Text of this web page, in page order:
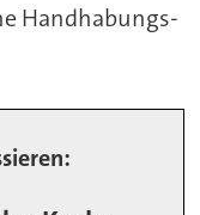
Handhabungs-